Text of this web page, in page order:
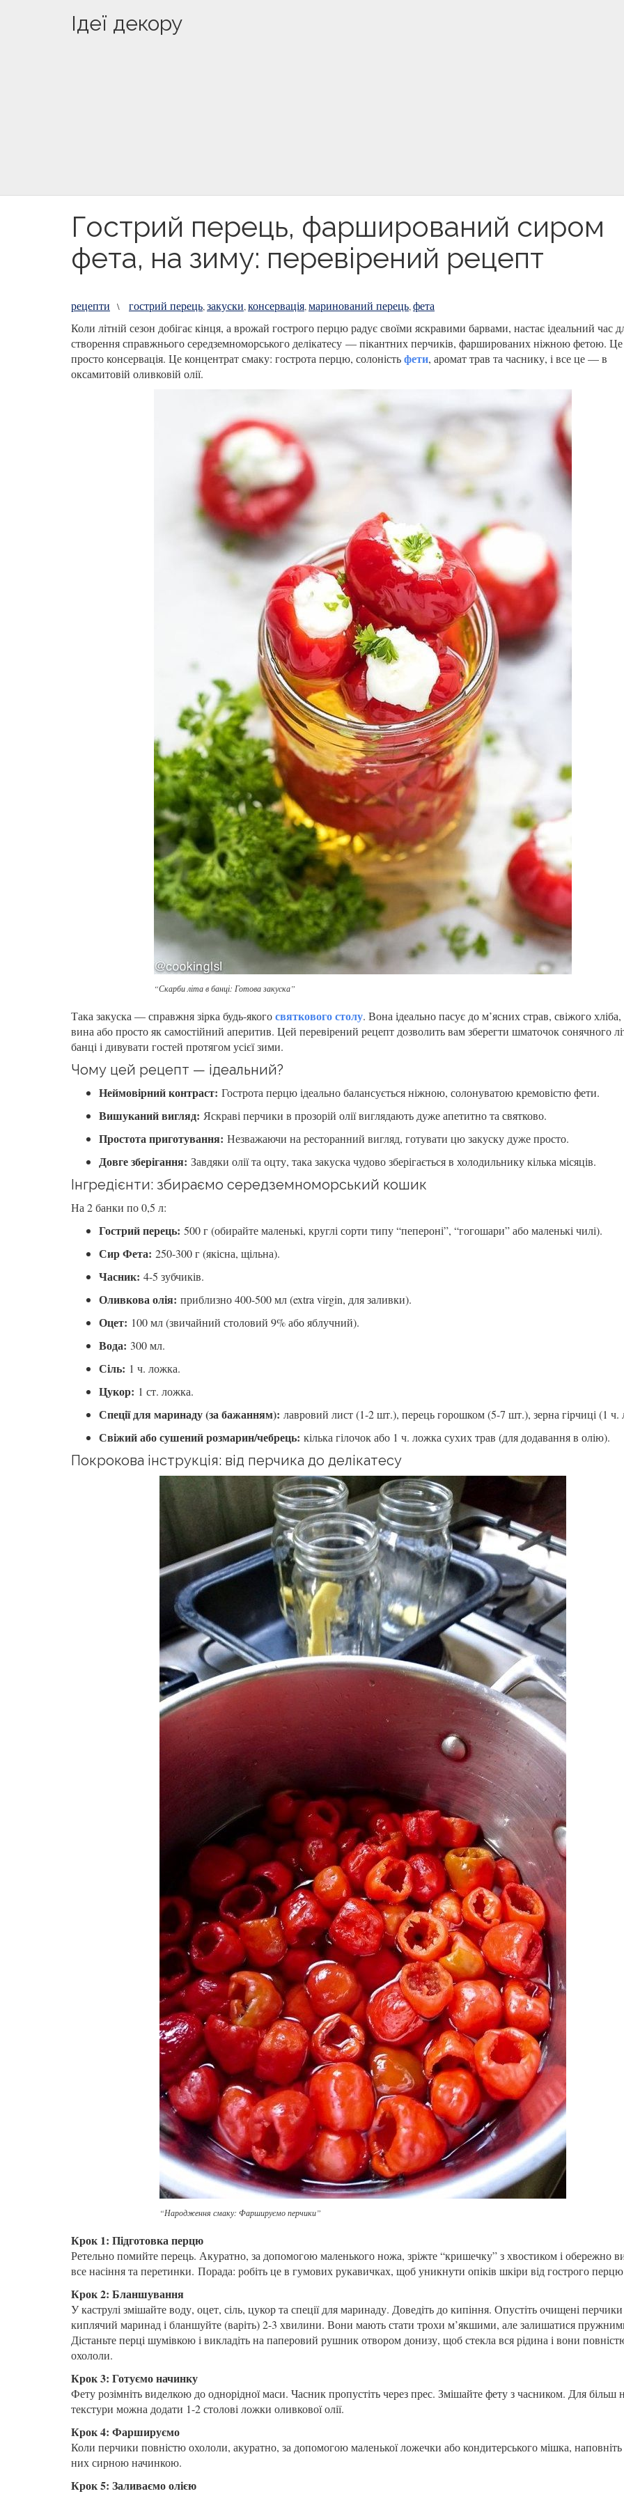
Ідеї декору
Гострий перець, фарширований сиром
фета, на зиму: перевірений рецепт
рецепти \ гострий перець,закуски,консервація,маринований перець,фета
Коли літній сезон добігає кінця, а врожай гострого перцю радує своїми яскравими барвами, настає ідеальний час
створення справжньогосередземноморського делікатесу — пікантних перчиків, фаршированих ніжною фетою.
просто консервація. Це концентрат смаку: гострота перцю, солоністьфети, аромат трав та часнику, і все це — в
оксамитовій оливковій олії.
“Скарби літа в банці: Готова закуска”
Така закуска — справжня зірка будь-якогосвяткового столу. Вона ідеально пасує до м’ясних страв, свіжого
вина або просто як самостійний аперитив. Цей перевірений рецепт дозволить вам зберегти шматочок сонячного
банці і дивувати гостей протягом усієї зими.
Чому цей рецепт — ідеальний?
Неймовірний контраст: Гострота перцю ідеально балансується ніжною, солонуватою кремовістю фети.
Вишуканий вигляд: Яскраві перчики в прозорій олії виглядають дуже апетитно та святково.
Простота приготування: Незважаючи на ресторанний вигляд, готувати цю закуску дуже просто.
Довге зберігання: Завдяки олії та оцту, така закуска чудово зберігається в холодильнику кілька місяців.
Інгредієнти: збираємо середземноморський кошик
На 2 банки по 0,5 л:
Гострий перець: 500 г (обирайте маленькі, круглі сорти типу “пепероні”, “гогошари” або маленькі чилі).
Сир Фета: 250-300 г (якісна, щільна).
Часник: 4-5 зубчиків.
Оливкова олія: приблизно 400-500 мл (extra virgin, для заливки).
Оцет: 100 мл (звичайний столовий 9% або яблучний).
Вода: 300 мл.
Сіль: 1 ч. ложка.
Цукор: 1 ст. ложка.
Спеції для маринаду (за бажанням): лавровий лист (1-2 шт.), перець горошком (5-7 шт.), зерна гірчиці (1 ч.
Свіжий або сушений розмарин/чебрець: кілька гілочок або 1 ч. ложка сухих трав (для додавання в олію).
Покрокова інструкція: від перчика до делікатесу
“Народження смаку: Фаршируємо перчики”
Крок 1: Підготовка перцю
Ретельно помийте перець. Акуратно, за допомогою маленького ножа, зріжте “кришечку” з хвостиком і обережно
все насіння та перетинки. Порада: робіть це в гумових рукавичках, щоб уникнути опіків шкіри від гострого
Крок 2: Бланшування
У каструлі змішайте воду, оцет, сіль, цукор та спеції для маринаду. Доведіть до кипіння. Опустіть очищені
киплячий маринад і бланшуйте (варіть) 2-3 хвилини. Вони мають стати трохи м’якшими, але залишатися
Дістаньте перці шумівкою і викладіть на паперовий рушник отвором донизу, щоб стекла вся рідина і вони
охололи.
Крок 3: Готуємо начинку
Фету розімніть виделкою до однорідної маси. Часник пропустіть через прес. Змішайте фету з часником. Для більш
текстури можна додати 1-2 столові ложки оливкової олії.
Крок 4: Фаршируємо
Коли перчики повністю охололи, акуратно, за допомогою маленької ложечки або кондитерського мішка,
них сирною начинкою.
Крок 5: Заливаємо олією